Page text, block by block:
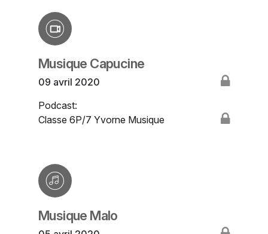
Musique Capucine
09 avril 2020
Podcast:
Classe 6P/7 Yvorne Musique
Musique Malo